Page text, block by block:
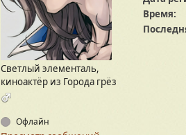
Светлый элементаль,
киноактёр из Города грёз
Офлайн
Время: